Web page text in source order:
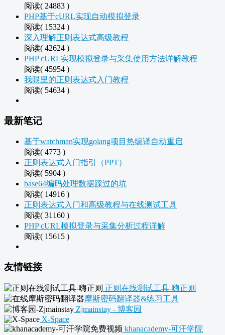
阅读( 24883 )
PHP基于cURL实现自动模拟登录
阅读( 15324 )
深入理解正则表达式高级教程
阅读( 42624 )
PHP cURL实现模拟登录与采集使用方法详解教程
阅读( 45954 )
我眼里的正则表达式入门教程
阅读( 54634 )
最新笔记
基于watchman实现golang项目热编译自动重启
阅读( 4773 )
正则表达式入门指引（PPT）
阅读( 5904 )
base64编码处理数据踩过的坑
阅读( 14916 )
正则表达式入门和高级教程与在线测试工具
阅读( 31160 )
PHP cURL模拟登录与采集分析过程详解
阅读( 15615 )
友情链接
正则在线测试工具-嗨正则
摩斯密码翻译器&练习工具
Zjmainstay - 博客园
X-Space
khanacademy-可汗学院